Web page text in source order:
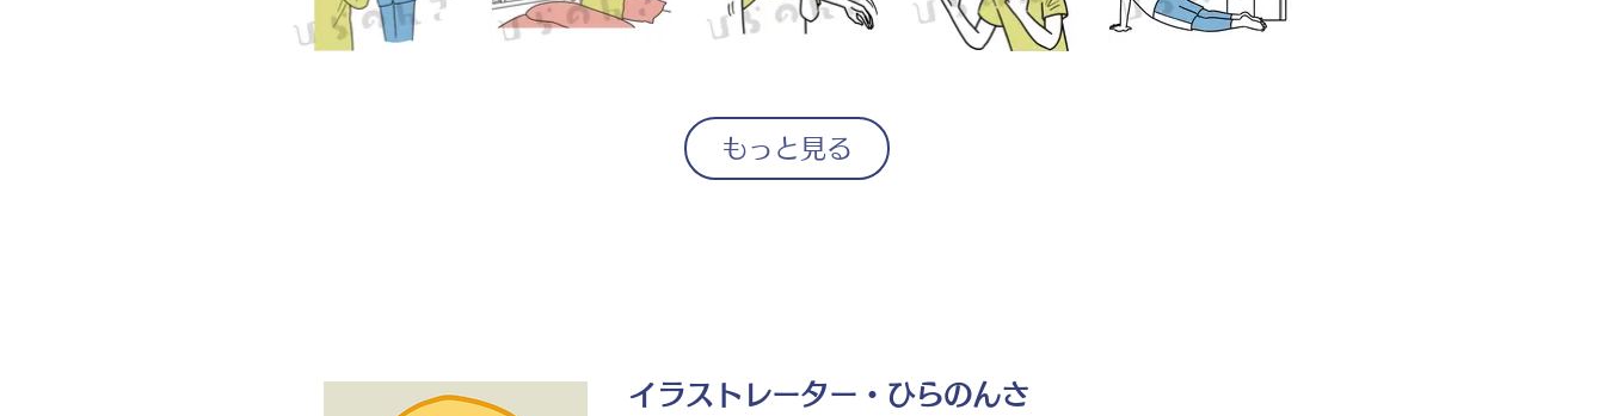
もっと見る
イラストレーター・ひらのんさ